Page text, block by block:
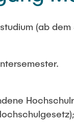
(ab